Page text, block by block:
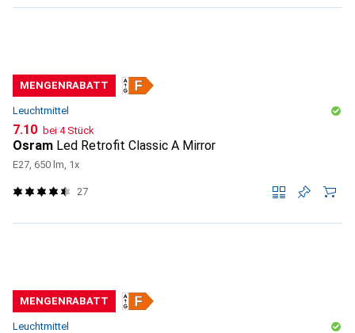
MENGENRABATT
Leuchtmittel
CHF
7.10 bei 4 Stück
Osram Led Retrofit Classic A Mirror
E27, 650 lm, 1x
27
MENGENRABATT
Leuchtmittel